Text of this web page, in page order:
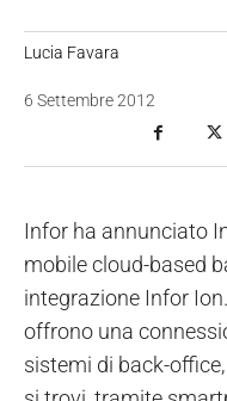
Lucia Favara
6 Settembre 2012
Infor ha annunciato
mobile cloud-based
integrazione Infor
offrono una
sistemi di back-